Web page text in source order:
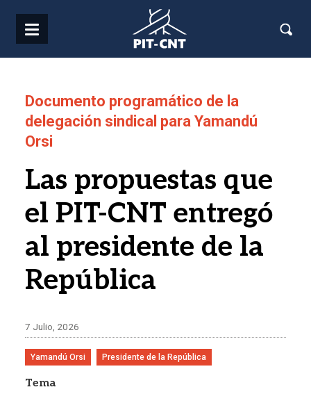
Documento programático de la
delegación sindical para Yamandú
Orsi
Las propuestas que
el PIT-CNT entregó
al presidente de la
República
7 Julio, 2026
Yamandú Orsi Presidente de la República
Tema